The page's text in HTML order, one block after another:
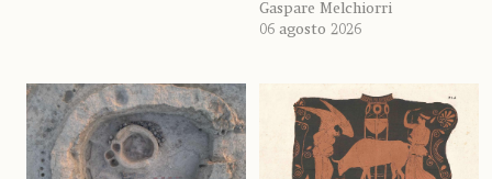
Gaspare Melchiorri
06 agosto 2026